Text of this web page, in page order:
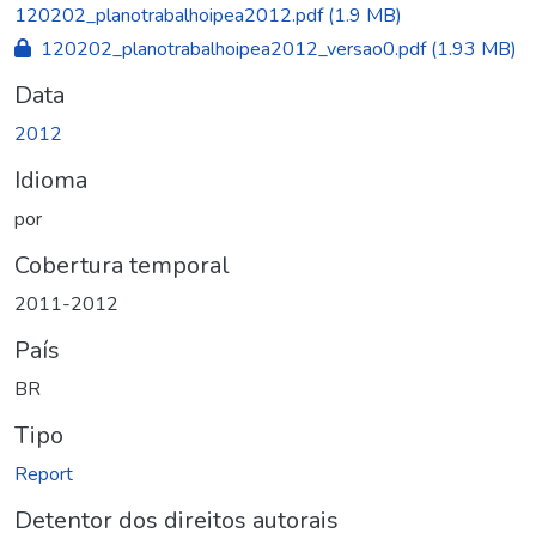
120202_planotrabalhoipea2012.pdf(1.9 MB)
120202_planotrabalhoipea2012_versao0.pdf(1.93 MB)
Data
2012
Idioma
por
Cobertura temporal
2011-2012
País
BR
Tipo
Report
Detentor dos direitos autorais